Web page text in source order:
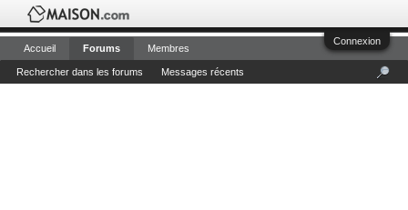
Connexion
Accueil Forums
Rechercher dans les forums Messages récents
Membres